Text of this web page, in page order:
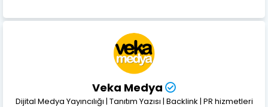
Veka Medya
Dijital Medya Yayıncılığı | Tanıtım Yazısı | Backlink | PR hizmetleri